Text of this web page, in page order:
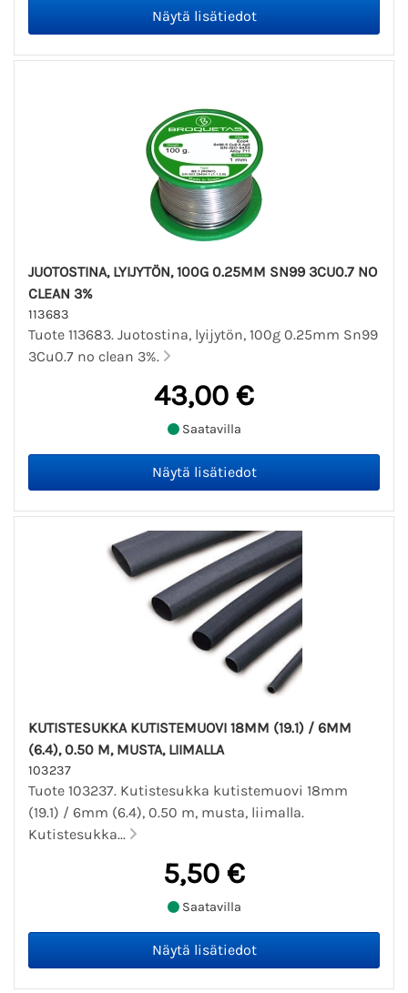
JUOTOSTINA, LYIJYTÖN, 100G 0.25MM SN99 3CU0.7 NO
CLEAN 3%
113683
Tuote 113683. Juotostina, lyijytön, 100g 0.25mm Sn99
3Cu0.7 no clean 3%.
43,00 €
Saatavilla
KUTISTESUKKA KUTISTEMUOVI 18MM (19.1) / 6MM
(6.4), 0.50 M, MUSTA, LIIMALLA
103237
Tuote 103237. Kutistesukka kutistemuovi 18mm
(19.1) / 6mm (6.4), 0.50 m, musta, liimalla.
Kutistesukka...
5,50 €
Saatavilla